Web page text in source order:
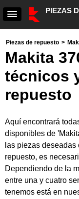
PIEZAS
Piezas de repuesto >
Makita
técnicos
repuesto
Aquí encontrará
disponibles de
las piezas
repuesto, es
Dependiendo de la
entre una y cuatro
tenemos está en